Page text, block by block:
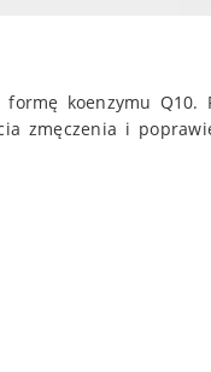
koenzymu Q10.
i